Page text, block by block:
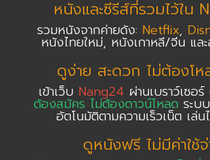
หนังและซีรีส์ที่รวมไว้ใน
รวมหนังจากค่ายดัง: Netflix,
หนังไทยใหม่, หนังเกาหลี/จีน แล
ดูง่าย สะดวก ไม่ต้องโ
เข้าเว็บ Nang24 ผ่านเบราว์เซอ
ต้องสมัคร ไม่ต้องดาวน์โหลด ระบ
อัตโนมัติตามความเร็วเน็ต เล่น
ดูหนังฟรี ไม่มีค่าใช้